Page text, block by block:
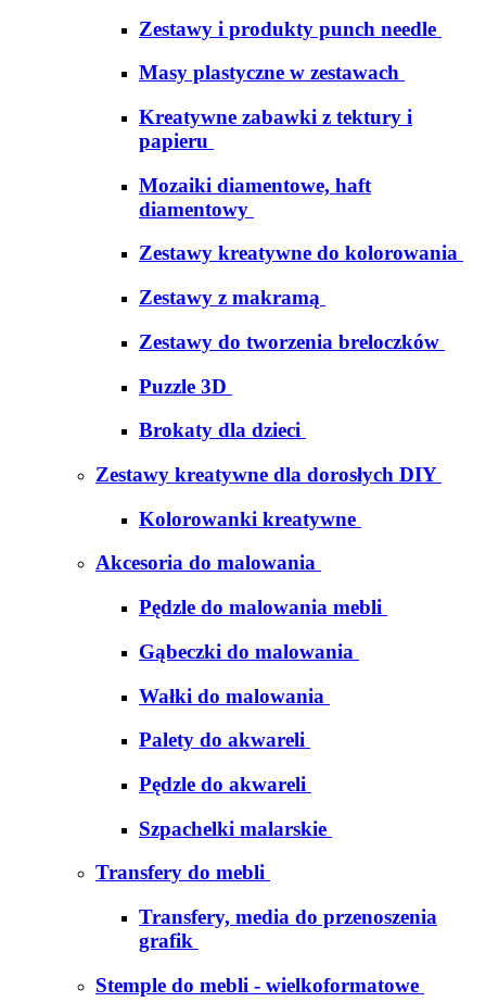
Zestawy i produkty punch needle
Masy plastyczne w zestawach
Kreatywne zabawki z tektury i
papieru
Mozaiki diamentowe, haft
diamentowy
Zestawy kreatywne do kolorowania
Zestawy z makramą
Zestawy do tworzenia breloczków
Puzzle 3D
Brokaty dla dzieci
Zestawy kreatywne dla dorosłych DIY
Kolorowanki kreatywne
Akcesoria do malowania
Pędzle do malowania mebli
Gąbeczki do malowania
Wałki do malowania
Palety do akwareli
Pędzle do akwareli
Szpachelki malarskie
Transfery do mebli
Transfery, media do przenoszenia
grafik
Stemple do mebli - wielkoformatowe